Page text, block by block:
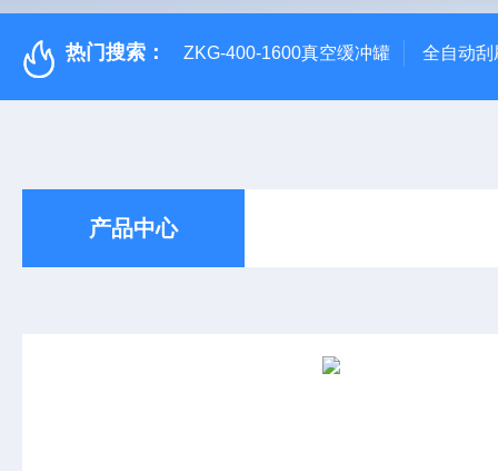
热门搜索： ZKG-400-1600真空缓冲罐 全自动刮
产品中心